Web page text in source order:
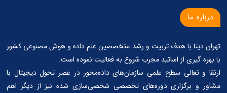
درباره ما
تهران دیتا با هدف تربیت و رشد متخصصین علم داده و هوش مصنوعی کشور
با بهره گیری از اساتید مجرب شروع به فعالیت نموده است.
ارتقا و تعالی سطح علمی سازمان‌های داده‌محور در عصر تحول دیجیتال با
مشاور و برگزاری دوره‌های تخصصی شخصی‌سازی شده نیز از دیگر اهم